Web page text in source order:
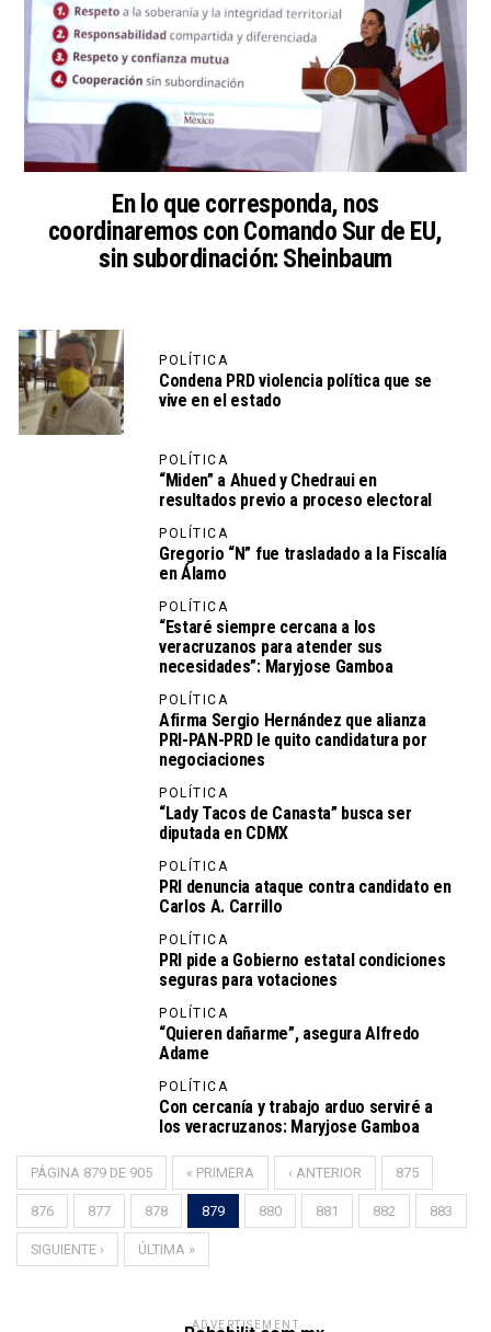
En lo que corresponda, nos
coordinaremos con Comando Sur de EU,
sin subordinación: Sheinbaum
POLÍTICA
Condena PRD violencia política que se
vive en el estado
POLÍTICA
“Miden” a Ahued y Chedraui en
resultados previo a proceso electoral
POLÍTICA
Gregorio “N” fue trasladado a la Fiscalía
en Álamo
POLÍTICA
“Estaré siempre cercana a los
veracruzanos para atender sus
necesidades”: Maryjose Gamboa
POLÍTICA
Afirma Sergio Hernández que alianza
PRI-PAN-PRD le quito candidatura por
negociaciones
POLÍTICA
“Lady Tacos de Canasta” busca ser
diputada en CDMX
POLÍTICA
PRI denuncia ataque contra candidato en
Carlos A. Carrillo
POLÍTICA
PRI pide a Gobierno estatal condiciones
seguras para votaciones
POLÍTICA
“Quieren dañarme”, asegura Alfredo
Adame
POLÍTICA
Con cercanía y trabajo arduo serviré a
los veracruzanos: Maryjose Gamboa
PÁGINA 879 DE 905 « PRIMERA ‹ ANTERIOR 875
876 877 878 879 880 881 882 883
SIGUIENTE › ÚLTIMA »
ADVERTISEMENT